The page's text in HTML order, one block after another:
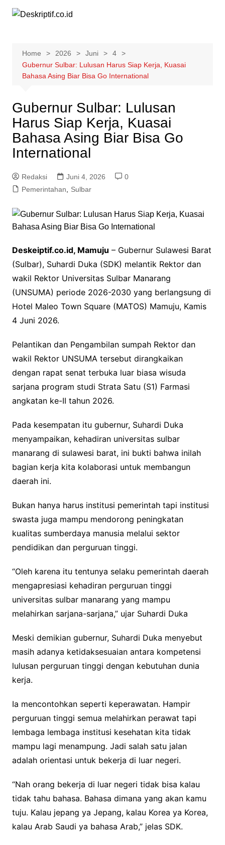
Home 2026 Juni
4
Gubernur Sulbar: Lulusan Harus Siap Kerja, Kuasai
Bahasa Asing Biar Bisa Go International
Gubernur Sulbar: Lulusan
Harus Siap Kerja, Kuasai
Bahasa Asing Biar Bisa Go
International
Redaksi Juni 4, 2026
0
Pemerintahan, Sulbar
Deskeiptif.co.id, Mamuju – Gubernur Sulawesi Barat
(Sulbar), Suhardi Duka (SDK) melantik Rektor dan
wakil Rektor Universitas Sulbar Manarang
(UNSUMA) periode 2026-2030 yang berlangsung di
Hotel Maleo Town Square (MATOS) Mamuju, Kamis
4 Juni 2026.
Pelantikan dan Pengambilan sumpah Rektor dan
wakil Rektor UNSUMA tersebut dirangkaikan
dengan rapat senat terbuka luar biasa wisuda
sarjana program studi Strata Satu (S1) Farmasi
angkatan ke-II tahun 2026.
Pada kesempatan itu gubernur, Suhardi Duka
menyampaikan, kehadiran universitas sulbar
manarang di sulawesi barat, ini bukti bahwa inilah
bagian kerja kita kolaborasi untuk membangun
daerah ini.
Bukan hanya harus institusi pemerintah tapi institusi
swasta juga mampu mendorong peningkatan
kualitas sumberdaya manusia melalui sektor
pendidikan dan perguruan tinggi.
“Oleh karena itu tentunya selaku pemerintah daerah
mengapresiasi kehadiran perguruan tinggi
universitas sulbar manarang yang mampu
melahirkan sarjana-sarjana,” ujar Suhardi Duka
Meski demikian gubernur, Suhardi Duka menyebut
masih adanya ketidaksesuaian antara kompetensi
lulusan perguruan tinggi dengan kebutuhan dunia
kerja.
Ia mencontohkan seperti keperawatan. Hampir
perguruan tinggi semua melahirkan perawat tapi
lembaga lembaga institusi kesehatan kita tidak
mampu lagi menampung. Jadi salah satu jalan
adalah orientasi untuk bekerja di luar negeri.
“Nah orang bekerja di luar negeri tidak bisa kalau
tidak tahu bahasa. Bahasa dimana yang akan kamu
tuju. Kalau jepang ya Jepang, kalau Korea ya Korea,
kalau Arab Saudi ya bahasa Arab,” jelas SDK.